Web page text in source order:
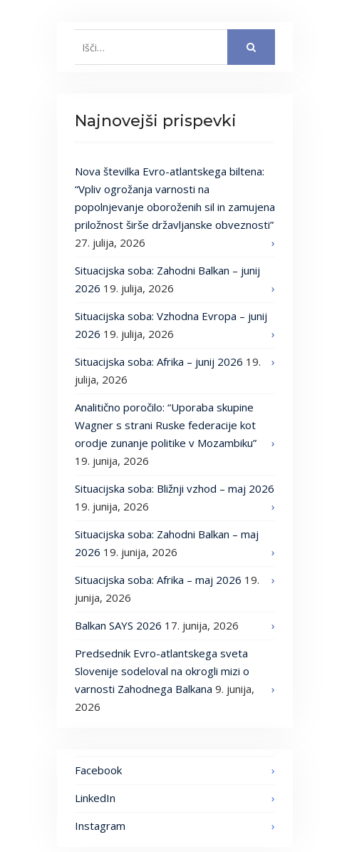
Najnovejši prispevki
Nova številka Evro-atlantskega biltena:
“Vpliv ogrožanja varnosti na
popolnjevanje oboroženih sil in zamujena
priložnost širše državljanske obveznosti”
27. julija, 2026
Situacijska soba: Zahodni Balkan – junij
2026 19. julija, 2026
Situacijska soba: Vzhodna Evropa – junij
2026 19. julija, 2026
Situacijska soba: Afrika – junij 2026 19.
julija, 2026
Analitično poročilo: “Uporaba skupine
Wagner s strani Ruske federacije kot
orodje zunanje politike v Mozambiku”
19. junija, 2026
Situacijska soba: Bližnji vzhod – maj 2026
19. junija, 2026
Situacijska soba: Zahodni Balkan – maj
2026 19. junija, 2026
Situacijska soba: Afrika – maj 2026 19.
junija, 2026
Balkan SAYS 2026 17. junija, 2026
Predsednik Evro-atlantskega sveta
Slovenije sodeloval na okrogli mizi o
varnosti Zahodnega Balkana 9. junija,
2026
Facebook
LinkedIn
Instagram